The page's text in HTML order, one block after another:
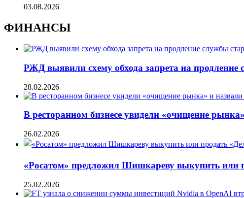
03.08.2026
ФИНАНСЫ
РЖД выявили схему обхода запрета на продление
28.02.2026
В ресторанном бизнесе увидели «очищение
26.02.2026
«Росатом» предложил Шишкареву выкупить или
25.02.2026